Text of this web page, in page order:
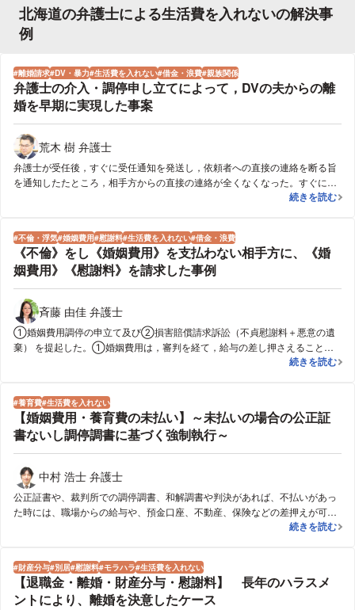
北海道の弁護士による生活費を入れないの解決事
例
離婚請求 DV・暴力 生活費を入れない 借金・浪費 親族関係
弁護士の介入・調停申し立てによって，DVの夫からの離
婚を早期に実現した事案
荒木 樹 弁護士
弁護士が受任後，すぐに受任通知を発送し，依頼者への直接の連絡を断る旨
を通知したたところ，相手方からの直接の連絡が全くなくなった。すぐに，
離婚調停及び婚姻費用分担調停を申し立てた。依頼者の希望から，早期の離
た。
弁護士の介入
続きを読む
不倫・浮気 婚姻費用 慰謝料 生活費を入れない 借金・浪費
《不倫》をし《婚姻費用》を支払わない相手方に、《婚
姻費用》《慰謝料》を請求した事例
斉藤 由佳 弁護士
①婚姻費用調停の申立て及び②損害賠償請求訴訟（不貞慰謝料＋悪意の遺
棄） を提起した。①婚姻費用は，審判を経て，給与の差し押さえることで
生活を安定させ，②損害賠償は，総額５５０万円の判決を得た。 なお，夫
《不倫》をし
続きを読む
養育費 生活費を入れない
【婚姻費用・養育費の未払い】～未払いの場合の公正証
書ないし調停調書に基づく強制執行～
中村 浩士 弁護士
公正証書や、裁判所での調停調書、和解調書や判決があれば、不払いがあっ
た時には、職場からの給与や、預金口座、不動産、保険などの差押えが可能
です。職場が分かっていたので、給与の差し押さえを実行し、慌てて支払い
【婚姻費用・
続きを読む
財産分与 別居 慰謝料 モラハラ 生活費を入れない
【退職金・離婚・財産分与・慰謝料】 長年のハラスメ
ントにより、離婚を決意したケース